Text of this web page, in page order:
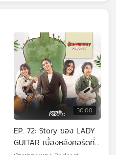
30:00
EP. 72: Story ของ LADY
GUITAR เบื้องหลังคอร์ดที่